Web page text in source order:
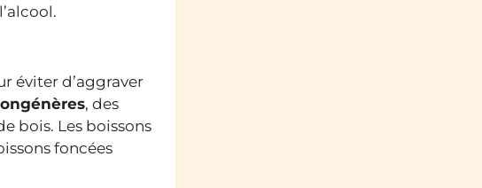
éviter d’aggraver
, des
bois. Les boissons
foncées